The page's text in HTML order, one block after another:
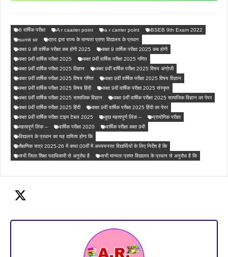
8 वार्षिक परीक्षा A r caarier point a r carrier point
BSEB 9th Exam 2022
sumit sir
एतद द्वारा राज्य के मान्यता प्राप्त विद्यालय के प्रधान
कक्षा 9 की वार्षिक परीक्षा कब होगी 2025
कक्षा 9 वार्षिक परीक्षा 2025 कब होगी
कक्षा 9वीं वार्षिक परीक्षा 2025
कक्षा 9वीं वार्षिक परीक्षा 2025 गणित
कक्षा 9वीं वार्षिक परीक्षा 2025 विज्ञान
कक्षा 9वीं वार्षिक परीक्षा 2025 विषय अंग्रेजी
कक्षा 9वीं वार्षिक परीक्षा 2025 विषय गणित
कक्षा 9वीं वार्षिक परीक्षा 2025 विषय विज्ञान
कक्षा 9वीं वार्षिक परीक्षा 2025 विषय हिंदी
कक्षा 9वीं वार्षिक परीक्षा 2025 संस्कृत
कक्षा 9वीं वार्षिक परीक्षा 2025 सामाजिक विज्ञान
कक्षा 9वीं वार्षिक परीक्षा 2025 सामाजिक विज्ञान का पेपर
कक्षा 9वीं वार्षिक परीक्षा 2025 हिंदी
कक्षा 9वीं वार्षिक परीक्षा 2025 हिंदी का पेपर
कक्षा 9वीं वार्षिक परीक्षा टाइम टेबल 2025
कुछ महत्वपूर्ण लिंक –
प्रायोगिक परीक्षा
महत्वपूर्ण लिंक –
वार्षिक परीक्षा 2020
वार्षिक परीक्षा कक्षा 9वी
विद्यालय के प्रधान का यह दायित्व होगा कि
शैक्षणिक सत्र 2025-26 में कथा 00वीं में अध्ययनरत विद्यार्थियों के लिए निर्देश है कि
सभी जिला शिक्षा पदाधिकारी से अनुरोध है
सभी मान्यता प्राप्त विद्यालय के प्रधान से अनुरोध है कि